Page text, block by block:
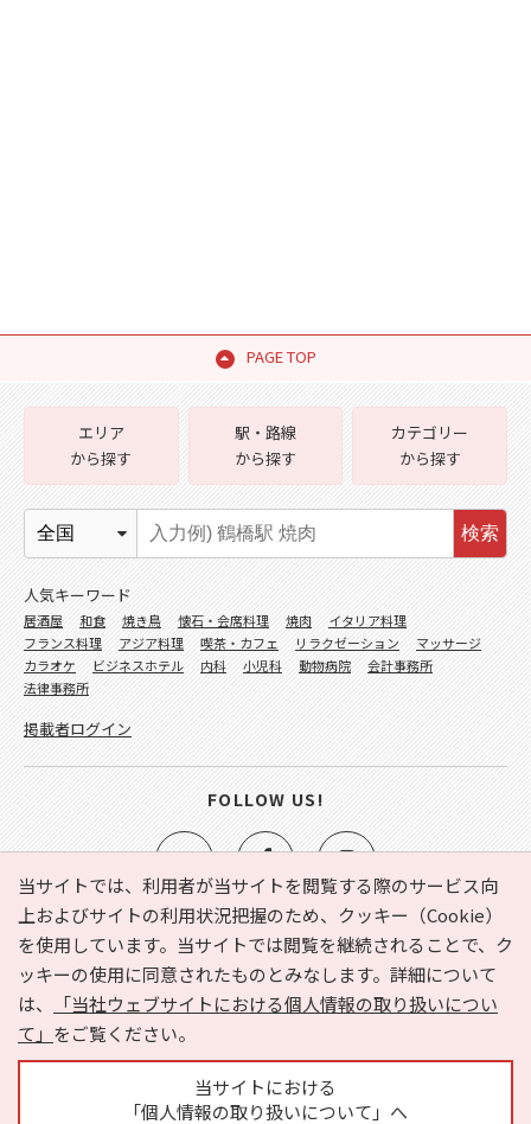
PAGE TOP
当サイトでは、利用者が当サイトを閲覧する際のサービス向
上およびサイトの利用状況把握のため、クッキー（Cookie）
を使用しています。当サイトでは閲覧を継続されることで、ク
ッキーの使用に同意されたものとみなします。詳細について
は、
「当社ウェブサイトにおける個人情報の取り扱いについ
て」 をご覧ください。
当サイトにおける
「個人情報の取り扱いについて」へ
e-NAVITA（イーナビタ）とは？ お気に入り
ヘルプ
利用規約
個人情報の取り扱いについて
運営会社
サイトマップ
広告掲載に関するお問い合わせ
エリア
から探す
駅・路線
から探す
カテゴリー
から探す
検索
人気キーワード
居酒屋 和食 焼き鳥 懐石・会席料理 焼肉
イタリア料理
フランス料理
アジア料理 喫茶・カフェ リラクゼーション
マッサージ
カラオケ
ビジネスホテル 内科 小児科 動物病院
会計事務所
法律事務所
掲載者ログイン
FOLLOW US!